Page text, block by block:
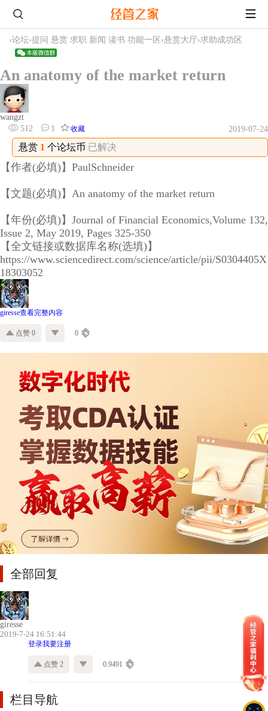
›论坛›提问 悬赏 求职 新闻 读书 功能一区 ›悬赏大厅›求助成功区
An anatomy of the market return
wangzt
512
1 收藏 2019-07-24
悬赏 1 个论坛币 已解决
【作者(必填)】PaulSchneider
【文题(必填)】An anatomy of the market return
【年份(必填)】Journal of Financial Economics,Volume 132,
Issue 2, May 2019, Pages 325-350
【全文链接或数据库名称(选填)】
https://www.sciencedirect.com/science/article/pii/S0304405X
18303052
giresse查看完整内容
点赞 0 0
全部回复
giresse
2019-7-24 16:51:44
登录我要注册
点赞 2 0.9491
栏目导航